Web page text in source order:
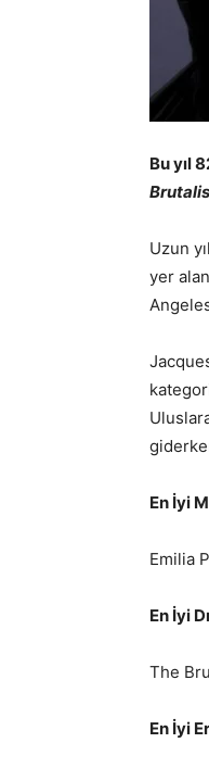
Bu yıl
Uzun
yer
En İyi
Emilia
En İyi
The
En İyi